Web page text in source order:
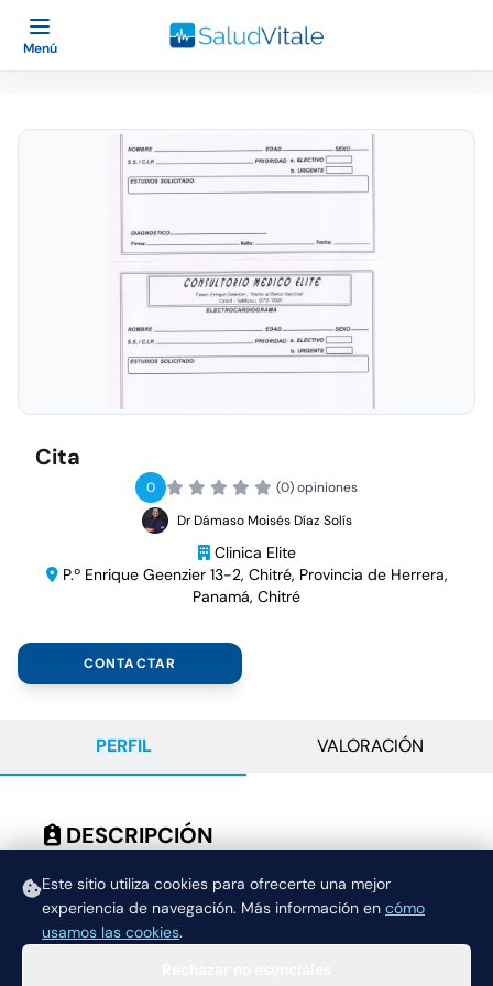
Este sitio utiliza cookies para ofrecerte una mejor
experiencia de navegación. Más información en cómo
usamos las cookies.
Menú
Cita
0
(0) opiniones
Dr Dámaso Moisés Díaz Solís
Clinica Elite
P.º Enrique Geenzier 13-2, Chitré, Provincia de Herrera,
Panamá, Chitré
CONTACTAR
PERFIL VALORACIÓN
DESCRIPCIÓN